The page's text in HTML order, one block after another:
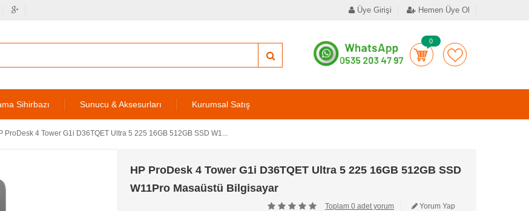
Üye Girişi Hemen Üye Ol
0
Sihirbazı Sunucu & Aksesurları Kurumsal Satış
ProDesk 4 Tower G1i D36TQET Ultra 5 225 16GB 512GB SSD W1...
HP ProDesk 4 Tower G1i D36TQET Ultra 5 225 16GB 512GB SSD
W11Pro Masaüstü Bilgisayar
Toplam 0 adet yorum Yorum Yap